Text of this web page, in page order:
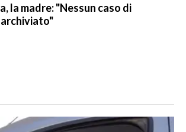
la madre: "Nessun caso di
archiviato"